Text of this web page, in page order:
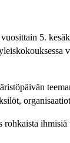
5.